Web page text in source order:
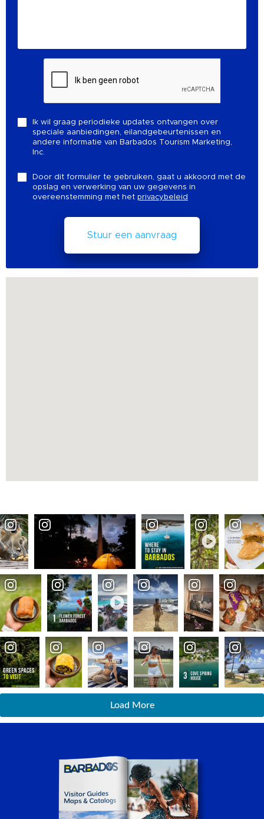
Ik wil graag periodieke updates ontvangen over
speciale aanbiedingen, eilandgebeurtenissen en
andere informatie van Barbados Tourism Marketing,
Inc.
Door dit formulier te gebruiken, gaat u akkoord met de
opslag en verwerking van uw gegevens in
overeenstemming met het privacybeleid
Load More